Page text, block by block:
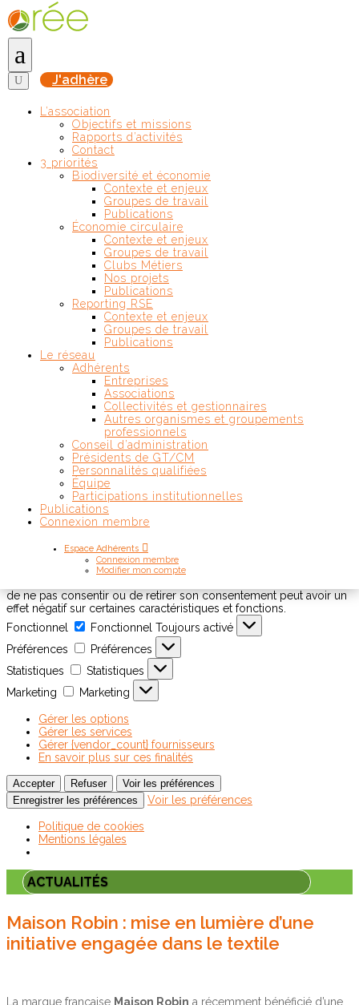
Gérer le consentement
Pour offrir les meilleures expériences, nous utilisons des
technologies telles que les cookies pour stocker et/ou accéder
aux informations des appareils. Le fait de consentir à ces
technologies nous permettra de traiter des données telles que le
de ne pas consentir ou de retirer son consentement peut avoir un
effet négatif sur certaines caractéristiques et fonctions.
Fonctionnel
Fonctionnel Toujours activé
Préférences
Préférences
Statistiques
Statistiques
Marketing
Marketing
Gérer les options
Gérer les services
Gérer {vendor_count} fournisseurs
En savoir plus sur ces finalités
Accepter Refuser
Voir les préférences
Enregistrer les préférences
Voir les préférences
Politique de cookies
Mentions légales
a
U J'adhère
L’association
Objectifs et missions
Rapports d’activités
Contact
3 priorités
Biodiversité et économie
Contexte et enjeux
Groupes de travail
Publications
Économie circulaire
Contexte et enjeux
Groupes de travail
Clubs Métiers
Nos projets
Publications
Reporting RSE
Contexte et enjeux
Groupes de travail
Publications
Le réseau
Adhérents
Entreprises
Associations
Collectivités et gestionnaires
Autres organismes et groupements
professionnels
Conseil d’administration
Présidents de GT/CM
Personnalités qualifiées
Équipe
Participations institutionnelles
Publications
Connexion membre
Espace Adhérents 
Connexion membre
Modifier mon compte
ACTUALITÉS
Maison Robin : mise en lumière d’une
initiative engagée dans le textile
La marque française Maison Robin a récemment bénéficié d’une